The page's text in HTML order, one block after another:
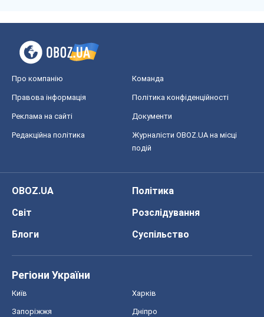
Про компанію Команда
Правова інформація Політика конфіденційності
Реклама на сайті Документи
Редакційна політика
Журналісти OBOZ.UA на місці
подій
OBOZ.UA
Політика
Світ
Розслідування
Блоги
Суспільство
Регіони України
Київ Харків
Запоріжжя Дніпро